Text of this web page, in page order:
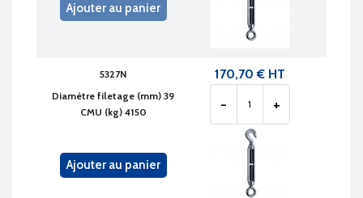
Ajouter au panier
5327N
Diamètre filetage (mm) 39
CMU (kg) 4150
170,70 € HT
- +
Ajouter au panier